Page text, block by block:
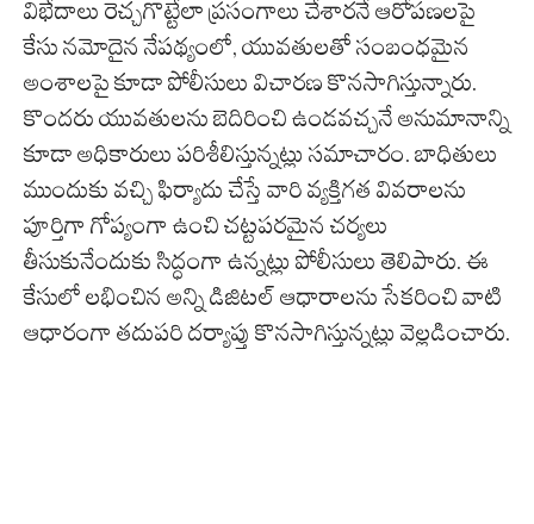
విభేదాలు రెచ్చగొట్టేలా ప్రసంగాలు చేశారనే ఆరోపణలపై
కేసు నమోదైన నేపథ్యంలో, యువతులతో సంబంధమైన
అంశాలపై కూడా పోలీసులు విచారణ కొనసాగిస్తున్నారు.
కొందరు యువతులను బెదిరించి ఉండవచ్చనే అనుమానాన్ని
కూడా అధికారులు పరిశీలిస్తున్నట్లు సమాచారం. బాధితులు
ముందుకు వచ్చి ఫిర్యాదు చేస్తే వారి వ్యక్తిగత వివరాలను
పూర్తిగా గోప్యంగా ఉంచి చట్టపరమైన చర్యలు
తీసుకునేందుకు సిద్ధంగా ఉన్నట్లు పోలీసులు తెలిపారు. ఈ
కేసులో లభించిన అన్ని డిజిటల్ ఆధారాలను సేకరించి వాటి
ఆధారంగా తదుపరి దర్యాప్తు కొనసాగిస్తున్నట్లు వెల్లడించారు.